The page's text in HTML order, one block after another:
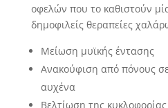
οφελών που το καθιστούν
δημοφιλείς θεραπείες
Μείωση μυϊκής έντασης
Ανακούφιση από πόνους
αυχένα
Βελτίωση της